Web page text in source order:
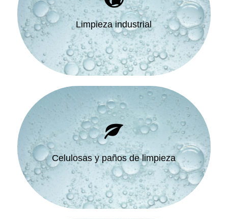
Limpieza industrial
Celulosas y paños de limpieza